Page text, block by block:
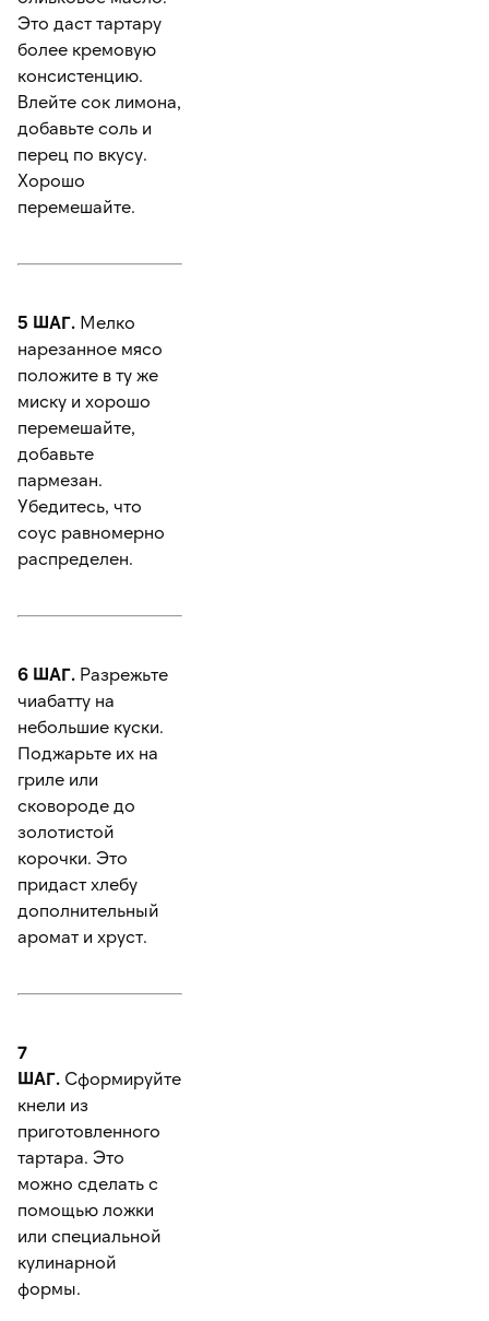
Это даст тартару
более кремовую
консистенцию.
Влейте сок лимона,
добавьте соль и
перец по вкусу.
Хорошо
перемешайте.
5 ШАГ. Мелко
нарезанное мясо
положите в ту же
миску и хорошо
перемешайте,
добавьте
пармезан.
Убедитесь, что
соус равномерно
распределен.
6 ШАГ. Разрежьте
чиабатту на
небольшие куски.
Поджарьте их на
гриле или
сковороде до
золотистой
корочки. Это
придаст хлебу
дополнительный
аромат и хруст.
7
ШАГ. Сформируйте
кнели из
приготовленного
тартара. Это
можно сделать с
помощью ложки
или специальной
кулинарной
формы.